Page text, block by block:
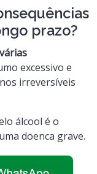
prazo?
excessivo e
irreversíveis
álcool é o
doenca grave.